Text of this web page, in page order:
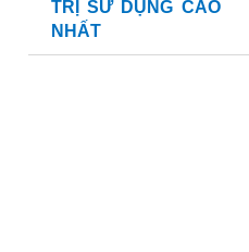
TRỊ SỬ DỤNG CAO
NHẤT